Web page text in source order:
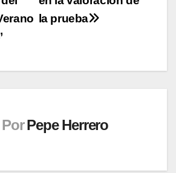
la prueba
Por Pepe Herrero